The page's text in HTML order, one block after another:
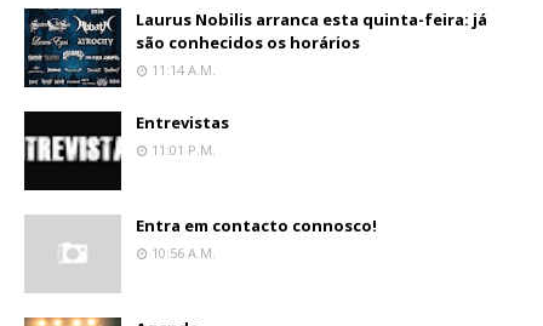
Laurus Nobilis arranca esta quinta-feira: já
são conhecidos os horários
11:14 A.m.
Entrevistas
11:01 P.m.
Entra em contacto connosco!
10:56 A.m.